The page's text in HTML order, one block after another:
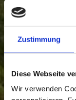
Zustimmung
Diese Webseite
Wir verwenden